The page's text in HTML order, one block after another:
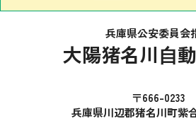
兵庫県公安委員会
大陽猪名川⾃
〒666-0233
兵庫県川辺郡猪名川町紫